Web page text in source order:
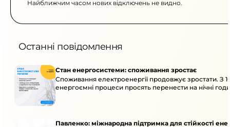
Найближчим часом нових відключень не видно.
Останні повідомлення
Стан енергосистеми: споживання зростає
Споживання електроенергії продовжує зростати. З
енергоємні процеси просять перенести на нічні
Павленко: міжнародна підтримка для стійкості